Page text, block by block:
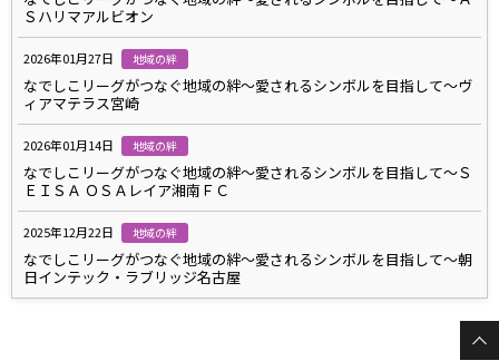
Ｓハリマアルビオン
2026年01月27日 地域の絆
なでしこリーグがつなぐ地域の絆～愛されるシンボルを目指して～ヴ
ィアマテラス宮崎
2026年01月14日 地域の絆
なでしこリーグがつなぐ地域の絆～愛されるシンボルを目指して～Ｓ
ＥＩＳＡ ＯＳＡレイア湘南ＦＣ
2025年12月22日 地域の絆
なでしこリーグがつなぐ地域の絆～愛されるシンボルを目指して～朝
日インテック・ラブリッジ名古屋